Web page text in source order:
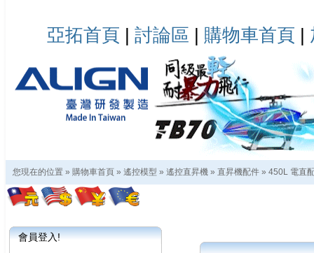
亞拓首頁 | 討論區 | 購物車首頁 |
您現在的位置 » 購物車首頁 » 遙控模型 » 遙控直昇機 » 直昇機配件 » 450L 電直
會員登入!